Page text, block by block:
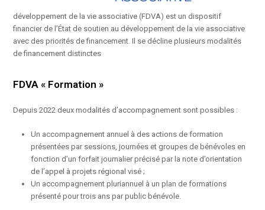
développement de la vie associative (FDVA) est un dispositif
financier de l’État de soutien au développement de la vie associative
avec des priorités de financement. Il se décline plusieurs modalités
de financement distinctes
FDVA « Formation »
Depuis 2022 deux modalités d’accompagnement sont possibles :
Un accompagnement annuel à des actions de formation
présentées par sessions, journées et groupes de bénévoles en
fonction d’un forfait journalier précisé par la note d’orientation
de l’appel à projets régional visé ;
Un accompagnement pluriannuel à un plan de formations
présenté pour trois ans par public bénévole.